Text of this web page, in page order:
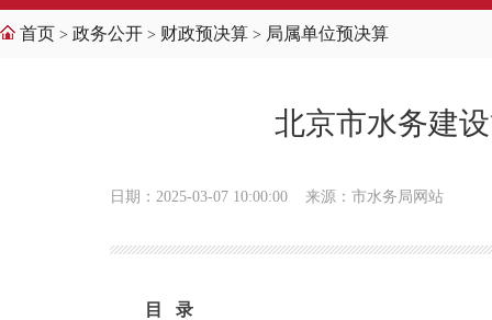
首页 > 政务公开 > 财政预决算 > 局属单位预决算
北京市水务建
日期：2025-03-07 10:00:00 来源：市水务局网站
目 录